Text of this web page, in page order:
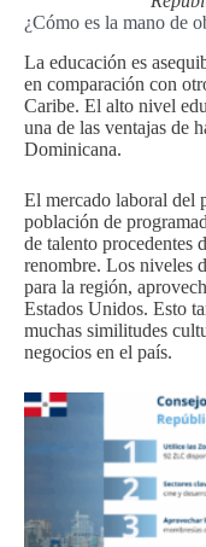
¿Cómo es la mano de
La educación es
en comparación con
Caribe. El alto nivel
una de las ventajas de
Dominicana.
El mercado laboral del
población de
de talento procedentes
renombre. Los niveles
para la región,
Estados Unidos. Esto
muchas similitudes
negocios en el país.